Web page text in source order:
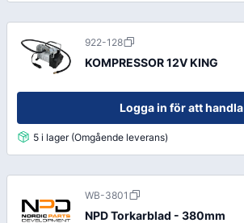
922-128
KOMPRESSOR 12V KING
Logga in för att handla
5 i lager (Omgående leverans)
WB-3801
NPD Torkarblad - 380mm